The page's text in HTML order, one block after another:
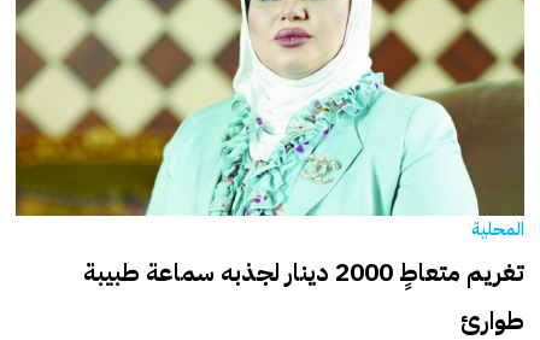
المحلية
تغريم متعاطٍ 2000 دينار لجذبه سماعة طبيبة
طوارئ